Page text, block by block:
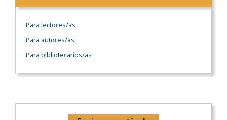
Para lectores/as
Para autores/as
Para bibliotecarios/as